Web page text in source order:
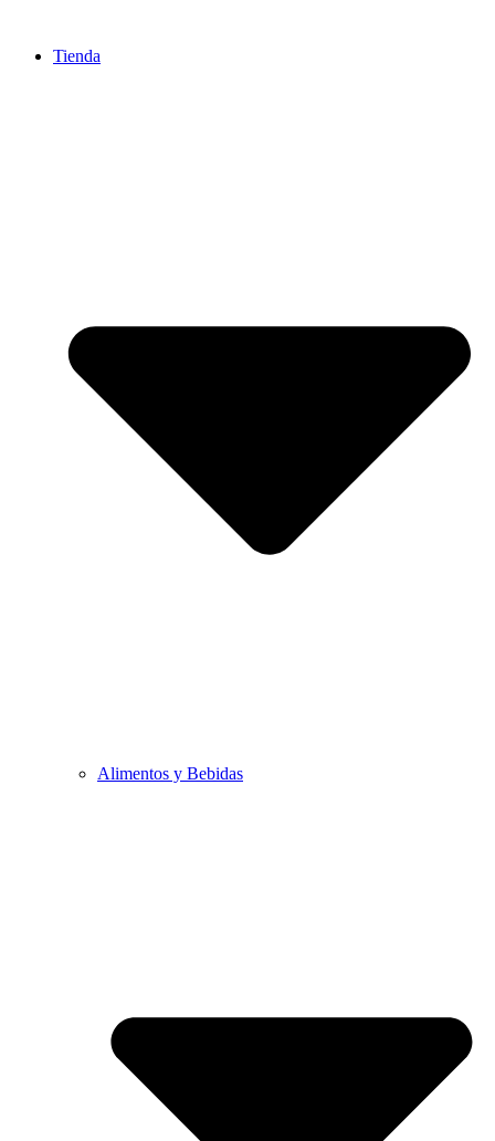
contenidoTienda
Alimentos y Bebidas